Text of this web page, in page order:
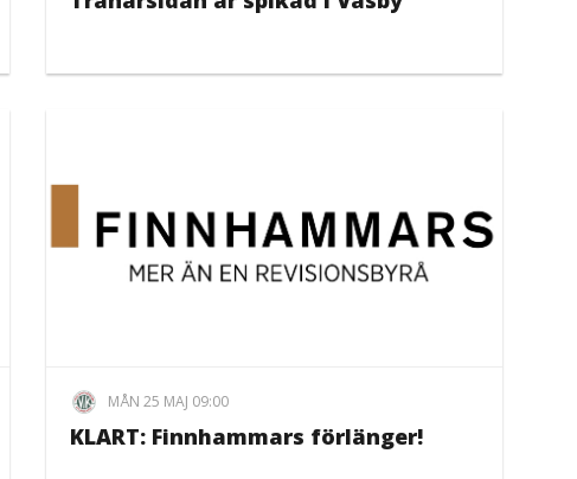
MÅN 25 MAJ 09:00
KLART: Finnhammars förlänger!